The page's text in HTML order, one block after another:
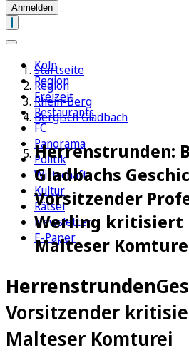
Anmelden
Köln
Region
Freizeit
Restaurants
FC
Panorama
Politik
Wirtschaft
Kultur
Rätsel
Newsletter
E-Paper
Startseite
Region
Rhein-Berg
Bergisch Gladbach
Herrenstrunden:
Gladbachs
Vorsitzender
Werling kritisiert
Malteser
Herrenstrunden
Vorsitzender
Malteser Komturei